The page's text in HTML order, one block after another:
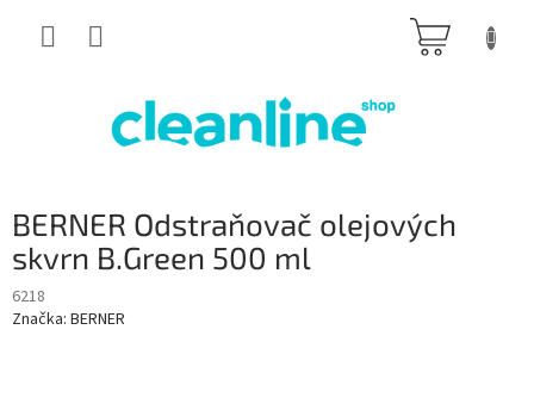
BERNER Odstraňovač olejových
skvrn B.Green 500 ml
6218
Značka: BERNER